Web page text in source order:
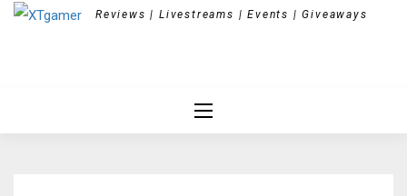
Reviews | Livestreams | Events | Giveaways